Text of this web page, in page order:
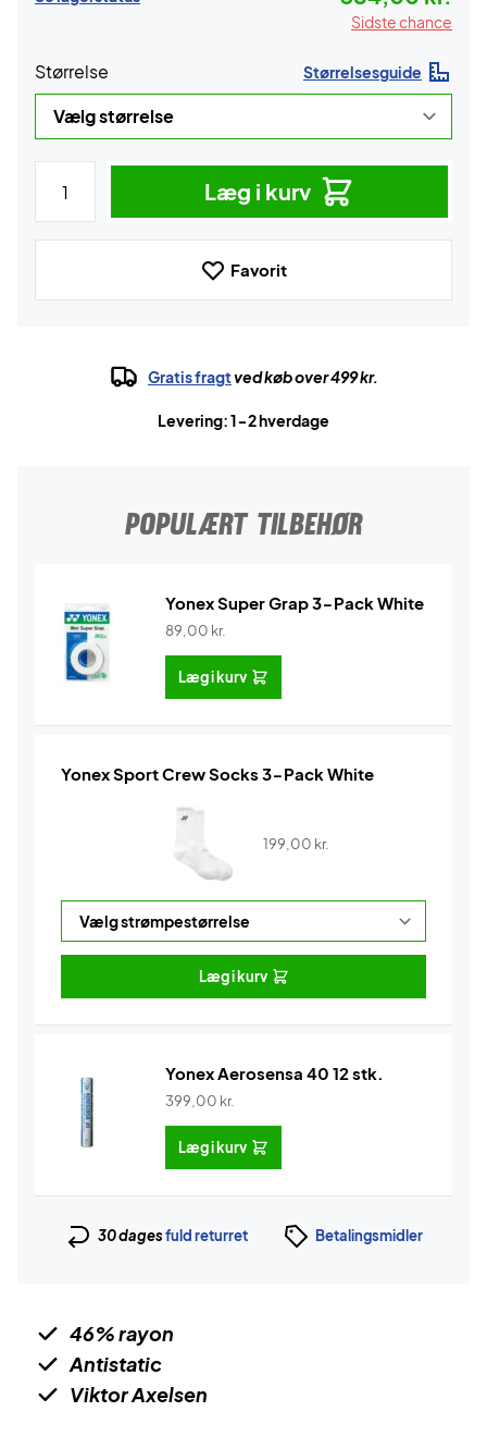
Sidste chance
Størrelse Størrelsesguide
Læg i kurv
Favorit
Gratis fragtved køb over 499 kr.
Levering: 1-2 hverdage
POPULÆRT TILBEHØR
Yonex Super Grap 3-Pack White
89,00 kr.
Læg i kurv
Yonex Sport Crew Socks 3-Pack White
199,00 kr.
Læg i kurv
Yonex Aerosensa 40 12 stk.
399,00 kr.
Læg i kurv
30 dagesfuld returret Betalingsmidler
46% rayon
Antistatic
Viktor Axelsen